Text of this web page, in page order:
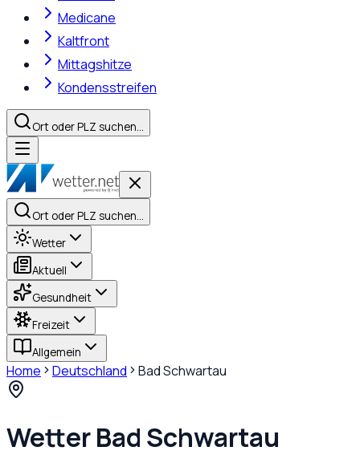
Medicane
Kaltfront
Mittagshitze
Kondensstreifen
Ort oder PLZ suchen…
Ort oder PLZ suchen…
Wetter
Aktuell
Gesundheit
Freizeit
Allgemein
Home Deutschland Bad Schwartau
WetterBad Schwartau